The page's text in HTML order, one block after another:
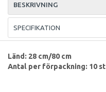
BESKRIVNING
SPECIFIKATION
Länd: 28 cm/80 cm
Antal per förpackning: 10 st